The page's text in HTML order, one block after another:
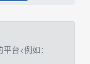
台<例如：